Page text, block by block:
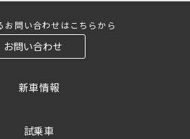
お問い合わせはこちらから
お問い合わせ
新車情報
試乗車